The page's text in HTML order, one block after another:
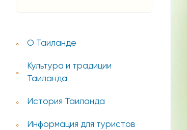
О Таиланде
Культура и традиции
Таиланда
История Таиланда
Информация для туристов